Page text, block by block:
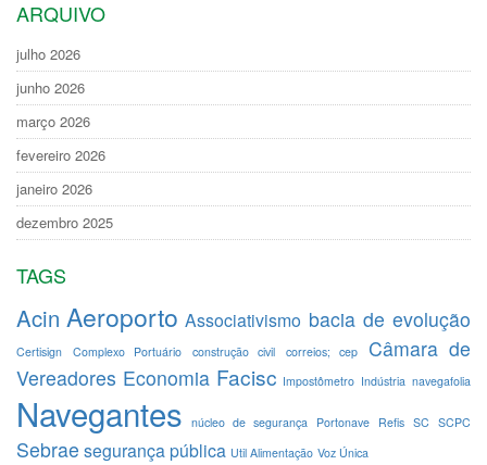
ARQUIVO
julho 2026
junho 2026
março 2026
fevereiro 2026
janeiro 2026
dezembro 2025
TAGS
Acin Aeroporto Associativismo bacia de evolução
Certisign Complexo Portuário construção civil correios; cep
Câmara de
Vereadores Economia Facisc Impostômetro Indústria navegafolia
Navegantes núcleo de segurança Portonave Refis SC SCPC
Sebrae segurança pública Util Alimentação Voz Única